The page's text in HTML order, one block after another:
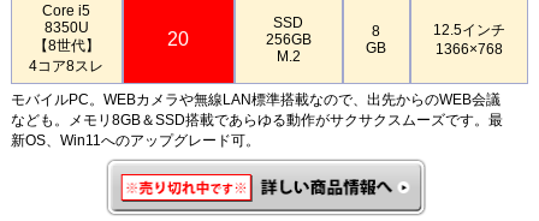
Core i5
8350U
【8世代】
4コア8スレ
20
SSD
256GB
M.2
8
GB
12.5インチ
1366×768
モバイルPC。WEBカメラや無線LAN標準搭載なので、出先からのWEB会議
なども。メモリ8GB＆SSD搭載であらゆる動作がサクサクスムーズです。最
新OS、Win11へのアップグレード可。